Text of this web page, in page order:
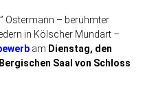
Ostermann – berühmter
in Kölscher Mundart –
am Dienstag, den
Saal von Schloss